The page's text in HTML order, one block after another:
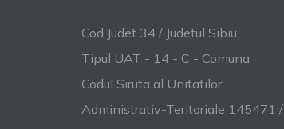
Cod Judet 34 / Judetul Sibiu
Tipul UAT - 14 - C - Comuna
Codul Siruta al Unitatilor
Administrativ-Teritoriale 145471 /